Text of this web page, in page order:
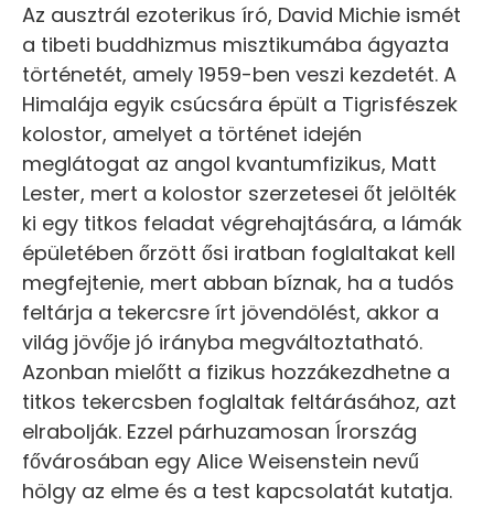
Az ausztrál ezoterikus író, David Michie ismét
a tibeti buddhizmus misztikumába ágyazta
történetét, amely 1959-ben veszi kezdetét. A
Himalája egyik csúcsára épült a Tigrisfészek
kolostor, amelyet a történet idején
meglátogat az angol kvantumfizikus, Matt
Lester, mert a kolostor szerzetesei őt jelölték
ki egy titkos feladat végrehajtására, a lámák
épületében őrzött ősi iratban foglaltakat kell
megfejtenie, mert abban bíznak, ha a tudós
feltárja a tekercsre írt jövendölést, akkor a
világ jövője jó irányba megváltoztatható.
Azonban mielőtt a fizikus hozzákezdhetne a
titkos tekercsben foglaltak feltárásához, azt
elrabolják. Ezzel párhuzamosan Írország
fővárosában egy Alice Weisenstein nevű
hölgy az elme és a test kapcsolatát kutatja.